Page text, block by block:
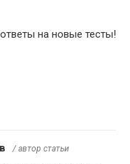
на новые тесты!
/ автор статьи